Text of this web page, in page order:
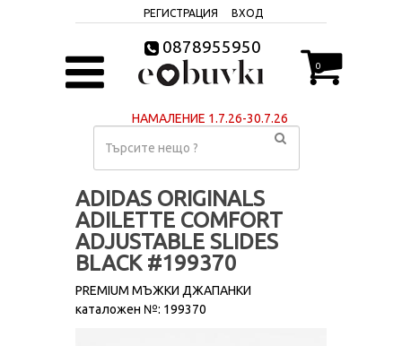
РЕГИСТРАЦИЯ ВХОД
0878955950
0
НАМАЛЕНИЕ 1.7.26-30.7.26
ADIDAS ORIGINALS
ADILETTE COMFORT
ADJUSTABLE SLIDES
BLACK #199370
PREMIUM МЪЖКИ ДЖАПАНКИ
каталожен №: 199370